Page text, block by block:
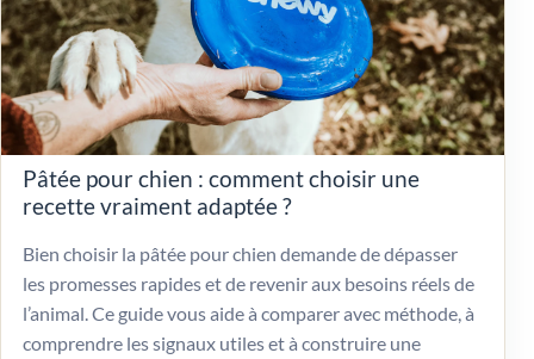
Pâtée pour chien : comment choisir une
recette vraiment adaptée ?
Bien choisir la pâtée pour chien demande de dépasser
les promesses rapides et de revenir aux besoins réels de
l’animal. Ce guide vous aide à comparer avec méthode, à
comprendre les signaux utiles et à construire une